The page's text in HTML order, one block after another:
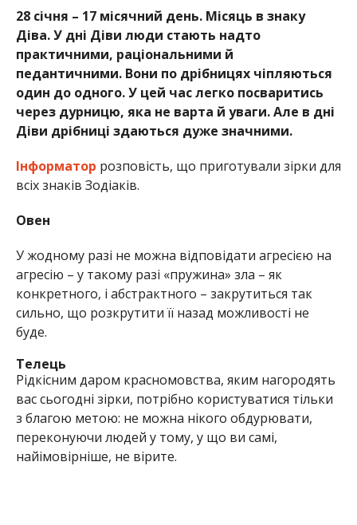
28 січня – 17 місячний день. Місяць в знаку
Діва. У дні Діви люди стають надто
практичними, раціональними й
педантичними. Вони по дрібницях чіпляються
один до одного. У цей час легко посваритись
через дурницю, яка не варта й уваги. Але в дні
Діви дрібниці здаються дуже значними.
Інформатор розповість, що приготували зірки для
всіх знаків Зодіаків.
Овен
У жодному разі не можна відповідати агресією на
агресію – у такому разі «пружина» зла – як
конкретного, і абстрактного – закрутиться так
сильно, що розкрутити її назад можливості не
буде.
Телець
Рідкісним даром красномовства, яким нагородять
вас сьогодні зірки, потрібно користуватися тільки
з благою метою: не можна нікого обдурювати,
переконуючи людей у тому, у що ви самі,
найімовірніше, не вірите.